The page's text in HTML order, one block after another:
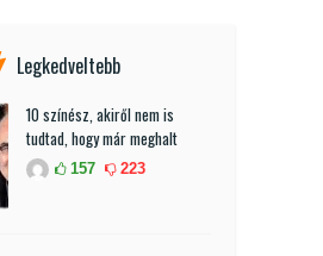
Legkedveltebb
10 színész, akiről nem is
tudtad, hogy már meghalt
157 223